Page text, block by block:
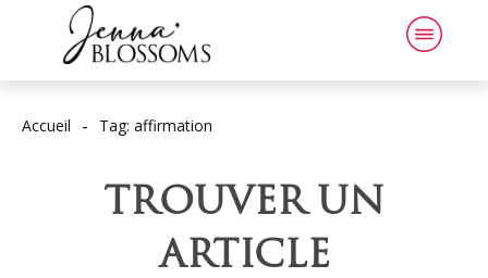
Accueil - Tag: affirmation
TROUVER UN
ARTICLE